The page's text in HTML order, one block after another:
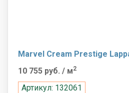
Marvel Cream Prestige
10 755 руб. / м2
Артикул: 132061